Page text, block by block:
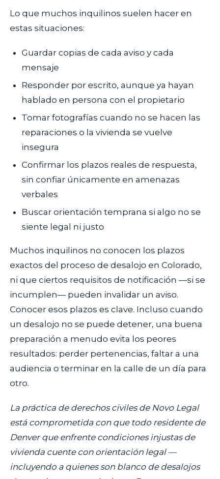
Lo que muchos inquilinos suelen hacer en
estas situaciones:
Guardar copias de cada aviso y cada
mensaje
Responder por escrito, aunque ya hayan
hablado en persona con el propietario
Tomar fotografías cuando no se hacen las
reparaciones o la vivienda se vuelve
insegura
Confirmar los plazos reales de respuesta,
sin confiar únicamente en amenazas
verbales
Buscar orientación temprana si algo no se
siente legal ni justo
Muchos inquilinos no conocen los plazos
exactos del proceso de desalojo en Colorado,
ni que ciertos requisitos de notificación —si se
incumplen— pueden invalidar un aviso.
Conocer esos plazos es clave. Incluso cuando
un desalojo no se puede detener, una buena
preparación a menudo evita los peores
resultados: perder pertenencias, faltar a una
audiencia o terminar en la calle de un día para
otro.
La práctica de derechos civiles de Novo Legal
está comprometida con que todo residente de
Denver que enfrente condiciones injustas de
vivienda cuente con orientación legal —
incluyendo a quienes son blanco de desalojos